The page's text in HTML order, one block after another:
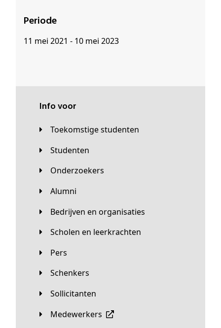
Periode
11 mei 2021 - 10 mei 2023
Info voor
Toekomstige studenten
Studenten
Onderzoekers
Alumni
Bedrijven en organisaties
Scholen en leerkrachten
Pers
Schenkers
Sollicitanten
Medewerkers